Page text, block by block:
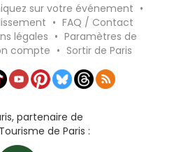
sur votre événement •
• FAQ / Contact
légales • Paramètres de
compte • Sortir de Paris
partenaire de
de Paris :